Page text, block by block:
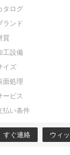
タログ
ランド
質
工設備
イズ
面処理
ービス
払い条件
すぐ連絡 ウィ